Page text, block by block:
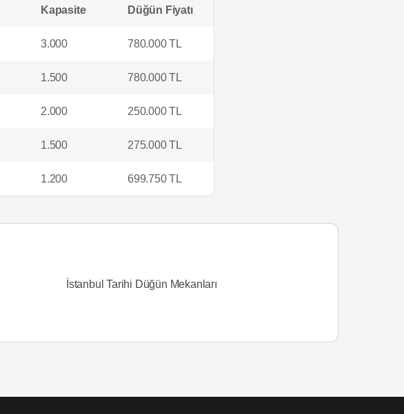
Kapasite Düğün Fiyatı
3.000 780.000 TL
1.500 780.000 TL
2.000 250.000 TL
1.500 275.000 TL
1.200 699.750 TL
İstanbul Tarihi Düğün Mekanları